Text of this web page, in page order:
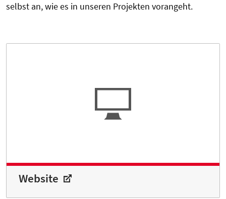
selbst an, wie es in unseren Projekten vorangeht.
Website